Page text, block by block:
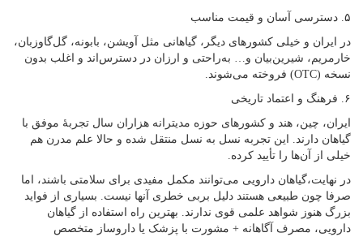
۵. دسترسی آسان و قیمت مناسب
در ایران و خیلی کشورهای دیگر، گیاهانی مثل آویشن، بابونه، گل‌گاو‌زبان،
خارمریم، شیرین‌بیان و… به‌راحتی و ارزان در دسترس‌اند و اغلب بدون
نسخه (OTC) فروخته می‌شوند.
۶. فرهنگ و اعتماد تاریخی
ایران، چین، هند و کشورهای حوزه مدیترانه هزاران سال تجربهٔ موفق با
گیاهان دارند. این تجربه نسل به نسل منتقل شده و حالا علم مدرن هم
خیلی از آن‌ها را تأیید کرده.
در نهایت،گیاهان دارویی می‌توانند مکمل مفیدی برای سلامتی باشند، اما
صرفا چون طبیعی هستند دلیل بربی خطری آنها نیست. بسیاری از فواید
بزرگ هنوز شواهد علمی قوی ندارند. بهترین راه استفاده از گیاهان
دارویی، مصرف آگاهانه + مشورت با پزشک یا داروساز متخصص